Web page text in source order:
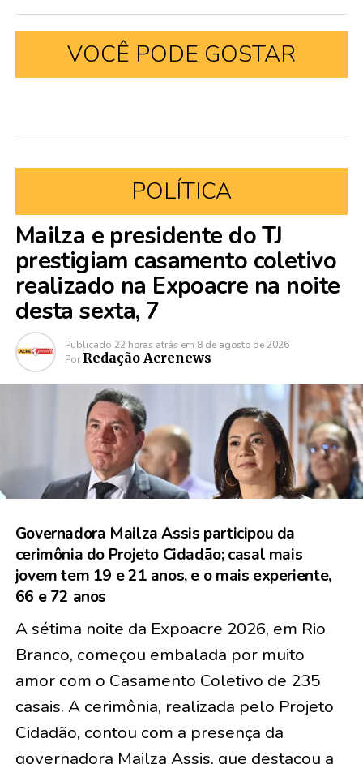
VOCÊ PODE GOSTAR
POLÍTICA
Mailza e presidente do TJ
prestigiam casamento coletivo
realizado na Expoacre na noite
desta sexta, 7
Publicado 22 horas atrás em 8 de agosto de 2026
Por Redação Acrenews
Governadora Mailza Assis participou da
cerimônia do Projeto Cidadão; casal mais
jovem tem 19 e 21 anos, e o mais experiente,
66 e 72 anos
A sétima noite da Expoacre 2026, em Rio
Branco, começou embalada por muito
amor com o Casamento Coletivo de 235
casais. A cerimônia, realizada pelo Projeto
Cidadão, contou com a presença da
governadora Mailza Assis, que destacou a